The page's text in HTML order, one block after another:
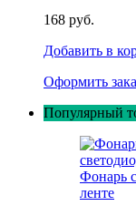
168 руб.
Добавить в
Оформить
Популярный
Фонарь
ленте